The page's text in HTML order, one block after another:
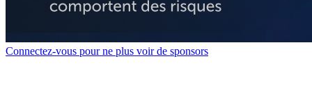
Connectez-vous pour ne plus voir de sponsors